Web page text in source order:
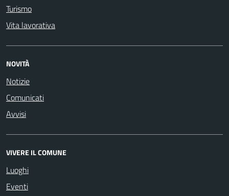
Turismo
Vita lavorativa
NOVITÀ
Notizie
Comunicati
Avvisi
VIVERE IL COMUNE
Luoghi
Eventi